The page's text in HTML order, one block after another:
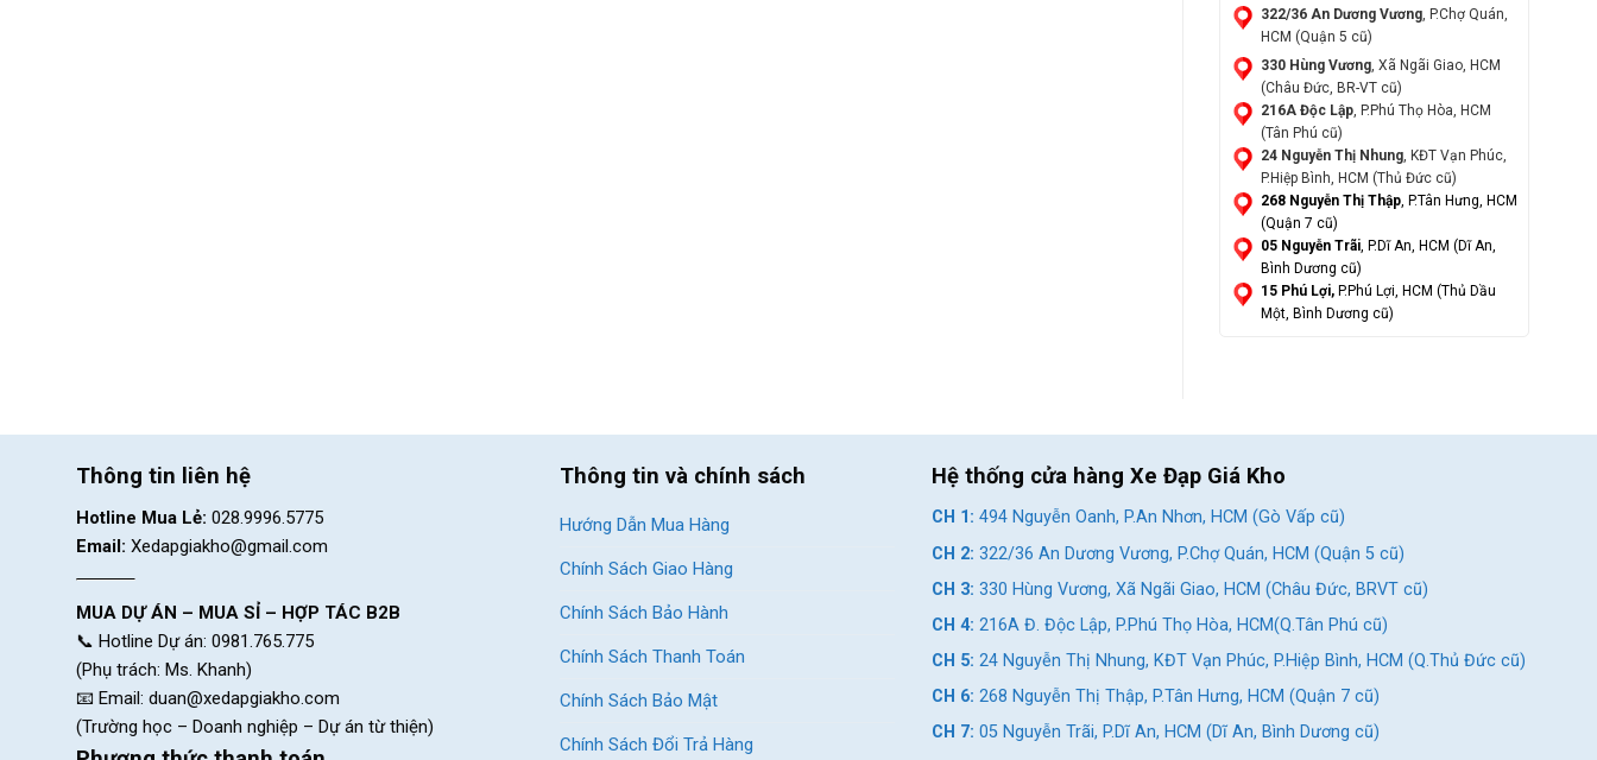
322/36 An Dương Vương, P.Chợ Quán,
HCM (Quận 5 cũ)
330 Hùng Vương, Xã Ngãi Giao, HCM
(Châu Đức, BR-VT cũ)
216A Độc Lập, P.Phú Thọ Hòa, HCM
(Tân Phú cũ)
24 Nguyễn Thị Nhung, KĐT Vạn Phúc,
P.Hiệp Bình, HCM (Thủ Đức cũ)
268 Nguyễn Thị Thập, P.Tân Hưng, HCM
(Quận 7 cũ)
05 Nguyễn Trãi, P.Dĩ An, HCM (Dĩ An,
Bình Dương cũ)
15 Phú Lợi, P.Phú Lợi, HCM (Thủ Dầu
Một, Bình Dương cũ)
Thông tin liên hệ
Hotline Mua Lẻ: 028.9996.5775
Email: Xedapgiakho@gmail.com
MUA DỰ ÁN – MUA SỈ – HỢP TÁC B2B
📞 Hotline Dự án: 0981.765.775
(Phụ trách: Ms. Khanh)
📧 Email: duan@xedapgiakho.com
(Trường học – Doanh nghiệp – Dự án từ thiện)
Thông tin và chính sách
Hướng Dẫn Mua Hàng
Chính Sách Giao Hàng
Chính Sách Bảo Hành
Chính Sách Thanh Toán
Chính Sách Bảo Mật
Chính Sách Đổi Trả Hàng
Hệ thống cửa hàng Xe Đạp Giá Kho
CH 1: 494 Nguyễn Oanh, P.An Nhơn, HCM (Gò Vấp cũ)
CH 2: 322/36 An Dương Vương, P.Chợ Quán, HCM (Quận 5 cũ)
CH 3: 330 Hùng Vương, Xã Ngãi Giao, HCM (Châu Đức, BRVT cũ)
CH 4: 216A Đ. Độc Lập, P.Phú Thọ Hòa, HCM(Q.Tân Phú cũ)
CH 5: 24 Nguyễn Thị Nhung, KĐT Vạn Phúc, P.Hiệp Bình, HCM (Q.Thủ Đức cũ)
CH 6: 268 Nguyễn Thị Thập, P.Tân Hưng, HCM (Quận 7 cũ)
CH 7: 05 Nguyễn Trãi, P.Dĩ An, HCM (Dĩ An, Bình Dương cũ)